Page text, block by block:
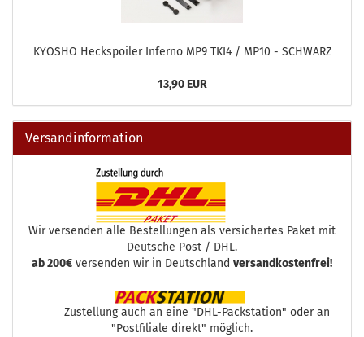
KYOSHO Heckspoiler Inferno MP9 TKI4 / MP10 - SCHWARZ
13,90 EUR
Versandinformation
Wir versenden alle Bestellungen als versichertes Paket mit
Deutsche Post / DHL.
ab 200€ versenden wir in Deutschland versandkostenfrei!
Zustellung auch an eine "DHL-Packstation" oder an
"Postfiliale direkt" möglich.